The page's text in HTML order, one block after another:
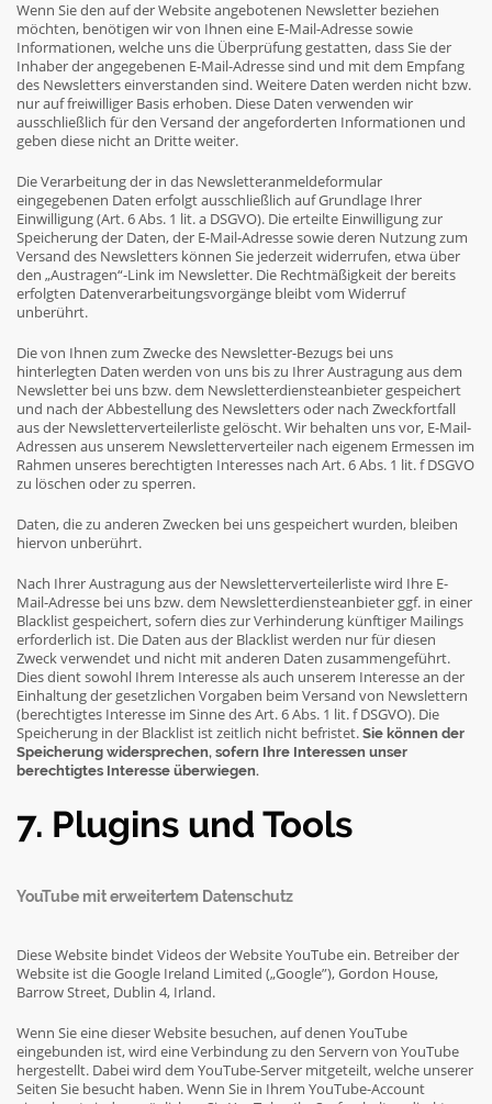
Wenn Sie den auf der Website angebotenen Newsletter beziehen
möchten, benötigen wir von Ihnen eine E-Mail-Adresse sowie
Informationen, welche uns die Überprüfung gestatten, dass Sie der
Inhaber der angegebenen E-Mail-Adresse sind und mit dem Empfang
des Newsletters einverstanden sind. Weitere Daten werden nicht bzw.
nur auf freiwilliger Basis erhoben. Diese Daten verwenden wir
ausschließlich für den Versand der angeforderten Informationen und
geben diese nicht an Dritte weiter.
Die Verarbeitung der in das Newsletteranmeldeformular
eingegebenen Daten erfolgt ausschließlich auf Grundlage Ihrer
Einwilligung (Art. 6 Abs. 1 lit. a DSGVO). Die erteilte Einwilligung zur
Speicherung der Daten, der E-Mail-Adresse sowie deren Nutzung zum
Versand des Newsletters können Sie jederzeit widerrufen, etwa über
den „Austragen“-Link im Newsletter. Die Rechtmäßigkeit der bereits
erfolgten Datenverarbeitungsvorgänge bleibt vom Widerruf
unberührt.
Die von Ihnen zum Zwecke des Newsletter-Bezugs bei uns
hinterlegten Daten werden von uns bis zu Ihrer Austragung aus dem
Newsletter bei uns bzw. dem Newsletterdiensteanbieter gespeichert
und nach der Abbestellung des Newsletters oder nach Zweckfortfall
aus der Newsletterverteilerliste gelöscht. Wir behalten uns vor, E-Mail-
Adressen aus unserem Newsletterverteiler nach eigenem Ermessen im
Rahmen unseres berechtigten Interesses nach Art. 6 Abs. 1 lit. f DSGVO
zu löschen oder zu sperren.
Daten, die zu anderen Zwecken bei uns gespeichert wurden, bleiben
hiervon unberührt.
Nach Ihrer Austragung aus der Newsletterverteilerliste wird Ihre E-
Mail-Adresse bei uns bzw. dem Newsletterdiensteanbieter ggf. in einer
Blacklist gespeichert, sofern dies zur Verhinderung künftiger Mailings
erforderlich ist. Die Daten aus der Blacklist werden nur für diesen
Zweck verwendet und nicht mit anderen Daten zusammengeführt.
Dies dient sowohl Ihrem Interesse als auch unserem Interesse an der
Einhaltung der gesetzlichen Vorgaben beim Versand von Newslettern
(berechtigtes Interesse im Sinne des Art. 6 Abs. 1 lit. f DSGVO). Die
Speicherung in der Blacklist ist zeitlich nicht befristet. Sie können der
Speicherung widersprechen, sofern Ihre Interessen unser
berechtigtes Interesse überwiegen.
7. Plugins und Tools
YouTube mit erweitertem Datenschutz
Diese Website bindet Videos der Website YouTube ein. Betreiber der
Website ist die Google Ireland Limited („Google”), Gordon House,
Barrow Street, Dublin 4, Irland.
Wenn Sie eine dieser Website besuchen, auf denen YouTube
eingebunden ist, wird eine Verbindung zu den Servern von YouTube
hergestellt. Dabei wird dem YouTube-Server mitgeteilt, welche unserer
Seiten Sie besucht haben. Wenn Sie in Ihrem YouTube-Account